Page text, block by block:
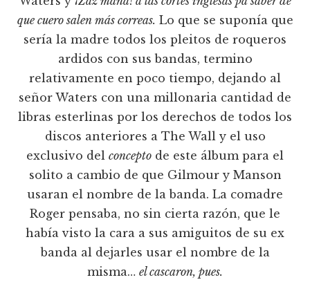
que cuero salen más correas. Lo que se suponía que
sería la madre todos los pleitos de roqueros
ardidos con sus bandas, termino
relativamente en poco tiempo, dejando al
señor Waters con una millonaria cantidad de
libras esterlinas por los derechos de todos los
discos anteriores a The Wall y el uso
exclusivo del concepto de este álbum para el
solito a cambio de que Gilmour y Manson
usaran el nombre de la banda. La comadre
Roger pensaba, no sin cierta razón, que le
había visto la cara a sus amiguitos de su ex
banda al dejarles usar el nombre de la
misma… el cascaron, pues.